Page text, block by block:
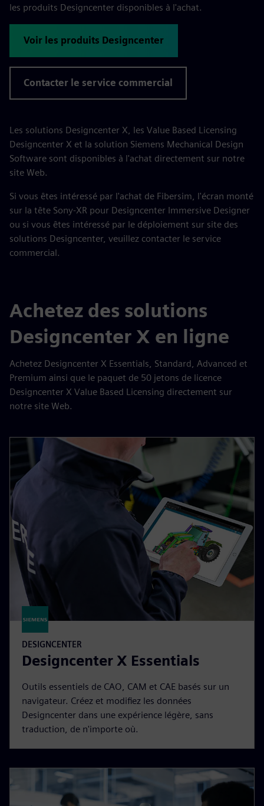
les produits Designcenter disponibles à l'achat.
Voir les produits Designcenter
Contacter le service commercial
Les solutions Designcenter X, les Value Based Licensing
Designcenter X et la solution Siemens Mechanical Design
Software sont disponibles à l'achat directement sur notre
site Web.
Si vous êtes intéressé par l'achat de Fibersim, l'écran monté
sur la tête Sony-XR pour Designcenter Immersive Designer
ou si vous êtes intéressé par le déploiement sur site des
solutions Designcenter, veuillez contacter le service
commercial.
Achetez des solutions
Designcenter X en ligne
Achetez Designcenter X Essentials, Standard, Advanced et
Premium ainsi que le paquet de 50 jetons de licence
Designcenter X Value Based Licensing directement sur
notre site Web.
DESIGNCENTER
Designcenter X Essentials
Outils essentiels de CAO, CAM et CAE basés sur un
navigateur. Créez et modifiez les données
Designcenter dans une expérience légère, sans
traduction, de n'importe où.